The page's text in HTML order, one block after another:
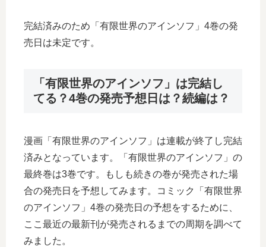
完結済みのため「有限世界のアインソフ」4巻の発
売日は未定です。
「有限世界のアインソフ」は完結し
てる？4巻の発売予想日は？続編は？
漫画「有限世界のアインソフ」は連載が終了し完結
済みとなっています。「有限世界のアインソフ」の
最終巻は3巻です。もしも続きの巻が発売された場
合の発売日を予想してみます。コミック「有限世界
のアインソフ」4巻の発売日の予想をするために、
ここ最近の最新刊が発売されるまでの周期を調べて
みました。